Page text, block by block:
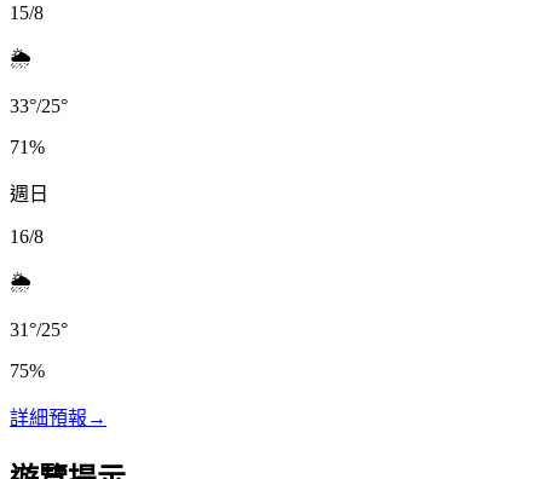
15/8
🌦️
33°/25°
71%
週日
16/8
🌦️
31°/25°
75%
詳細預報 →